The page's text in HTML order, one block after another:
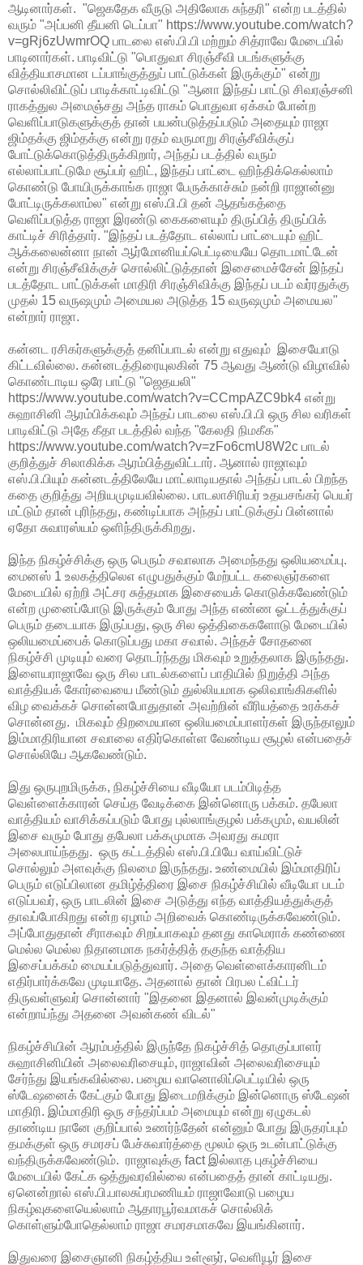
ஆடினார்கள். "ஜெகதேக வீருடு அதிலோக சுந்தரி" என்ற படத்தில்
வரும் "அப்பனி தீயனி டெப்பா" https://www.youtube.com/watch?
v=gRj6zUwmrOQ பாடலை எஸ்.பி.பி மற்றும் சித்ராவே மேடையில்
பாடினார்கள். பாடிவிட்டு "பொதுவா சிரஞ்சீவி படங்களுக்கு
வித்தியாசமான டப்பாங்குத்துப் பாட்டுக்கள் இருக்கும்" என்று
சொல்லிவிட்டுப் பாடிக்காட்டிவிட்டு "ஆனா இந்தப் பாட்டு சிவரஞ்சனி
ராகத்துல அமைஞ்சது அந்த ராகம் பொதுவா ஏக்கம் போன்ற
வெளிப்பாடுகளுக்குத் தான் பயன்படுத்தப்படும் அதையும் ராஜா
ஜிம்தக்கு ஜிம்தக்கு என்று ரதம் வருமாறு சிரஞ்சீவிக்குப்
போட்டுக்கொடுத்திருக்கிறார், அந்தப் படத்தில் வரும்
எல்லாப்பாட்டுமே சூப்பர் ஹிட், இந்தப் பாட்டை ஹிந்திக்கெல்லாம்
கொண்டு போயிருக்காங்க ராஜா பேருக்காச்சும் நன்றி ராஜான்னு
போட்டிருக்கலாம்ல" என்று எஸ்.பி.பி தன் ஆதங்கத்தை
வெளிப்படுத்த ராஜா இரண்டு கைகளையும் திருப்பித் திருப்பிக்
காட்டிச் சிரித்தார். "இந்தப் படத்தோட எல்லாப் பாட்டையும் ஹிட்
ஆக்கலைன்னா நான் ஆர்மோனியப்பெட்டியையே தொடமாட்டேன்
என்று சிரஞ்சீவிக்குச் சொல்லிட்டுத்தான் இசைமைச்சேன் இந்தப்
படத்தோட பாட்டுக்கள் மாதிரி சிரஞ்சிவிக்கு இந்தப் படம் வர்ரதுக்கு
முதல் 15 வருஷமும் அமையல அடுத்த 15 வருஷமும் அமையல"
என்றார் ராஜா.
கன்னட ரசிகர்களுக்குத் தனிப்பாடல் என்று எதுவும் இசையோடு
கிட்டவில்லை. கன்னடத்திரையுலகின் 75 ஆவது ஆண்டு விழாவில்
கொண்டாடிய ஒரே பாட்டு "ஜெதயலி"
https://www.youtube.com/watch?v=CCmpAZC9bk4 என்று
சுஹாசினி ஆரம்பிக்கவும் அந்தப் பாடலை எஸ்.பி.பி ஒரு சில வரிகள்
பாடிவிட்டு அதே கீதா படத்தில் வந்த "கேலதி நிமகீக"
https://www.youtube.com/watch?v=zFo6cmU8W2c பாடல்
குறித்துச் சிலாகிக்க ஆரம்பித்துவிட்டார். ஆனால் ராஜாவும்
எஸ்.பி.பியும் கன்னடத்திலேயே மாட்லாடியதால் அந்தப் பாடல் பிறந்த
கதை குறித்து அறியமுடியவில்லை. பாடலாசிரியர் உதயசங்கர் பெயர்
மட்டும் தான் புரிந்தது, கண்டிப்பாக அந்தப் பாட்டுக்குப் பின்னால்
ஏதோ சுவாரஸ்யம் ஒளிந்திருக்கிறது.
இந்த நிகழ்ச்சிக்கு ஒரு பெரும் சவாலாக அமைந்தது ஒலியமைப்பு.
மைனஸ் 1 உலகத்திலெஎ எழுபதுக்கும் மேற்பட்ட கலைஞர்களை
மேடையில் ஏற்றி அட்சர சுத்தமாக இசையைக் கொடுக்கவேண்டும்
என்ற முனைப்போடு இருக்கும் போது அந்த எண்ண ஓட்டத்துக்குப்
பெரும் தடையாக இருப்பது, ஒரு சில ஒத்திகைகளோடு மேடையில்
ஒலியமைப்பைக் கொடுப்பது மகா சவால். அந்தச் சோதனை
நிகழ்ச்சி முடியும் வரை தொடர்ந்தது மிகவும் உறுத்தலாக இருந்தது.
இளையராஜாவே ஒரு சில பாடல்களைப் பாதியில் நிறுத்தி அந்த
வாத்தியக் கோர்வையை மீண்டும் துல்லியமாக ஒலிவாங்கிகளில்
விழ வைக்கச் சொன்னபோதுதான் அவற்றின் வீரியத்தை உரக்கச்
சொன்னது. மிகவும் திறமையான ஒலியமைப்பாளர்கள் இருந்தாலும்
இம்மாதிரியான சவாலை எதிர்கொள்ள வேண்டிய சூழல் என்பதைச்
சொல்லியே ஆகவேண்டும்.
இது ஒருபுறமிருக்க, நிகழ்ச்சியை வீடியோ படம்பிடித்த
வெள்ளைக்காரன் செய்த வேடிக்கை இன்னொரு பக்கம். தபேலா
வாத்தியம் வாசிக்கப்படும் போது புல்லாங்குழல் பக்கமும், வயலின்
இசை வரும் போது தபேலா பக்கமுமாக அவரது கமரா
அலைபாய்ந்தது. ஒரு கட்டத்தில் எஸ்.பி.பியே வாய்விட்டுச்
சொல்லும் அளவுக்கு நிலமை இருந்தது. உண்மையில் இம்மாதிரிப்
பெரும் எடுப்பிலான தமிழ்த்திரை இசை நிகழ்ச்சியில் வீடியோ படம்
எடுப்பவர், ஒரு பாடலின் இசை அடுத்து எந்த வாத்தியத்துக்குத்
தாவப்போகிறது என்ற ஏழாம் அறிவைக் கொண்டிருக்கவேண்டும்.
அப்போதுதான் சீராகவும் சிறப்பாகவும் தனது காமெராக் கண்ணை
மெல்ல மெல்ல நிதானமாக நகர்த்தித் தகுந்த வாத்திய
இசைப்பக்கம் மையப்படுத்துவார். அதை வெள்ளைக்காரனிடம்
எதிர்பார்க்கவே முடியாதே. அதனால் தான் பிரபல ட்விட்டர்
திருவள்ளுவர் சொன்னார் "இதனை இதனால் இவன்முடிக்கும்
என்றாய்ந்து அதனை அவன்கண் விடல்"
நிகழ்ச்சியின் ஆரம்பத்தில் இருந்தே நிகழ்ச்சித் தொகுப்பாளர்
சுஹாசினியின் அலைவரிசையும், ராஜாவின் அலைவரிசையும்
சேர்ந்து இயங்கவில்லை. பழைய வானொலிப்பெட்டியில் ஒரு
ஸ்டேஷனைக் கேட்கும் போது இடைமறிக்கும் இன்னொரு ஸ்டேஷன்
மாதிரி. இம்மாதிரி ஒரு சந்தர்ப்பம் அமையும் என்று ஏழுகடல்
தாண்டிய நானே குறிப்பால் உணர்ந்தேன் என்னும் போது இருதரப்பும்
தமக்குள் ஒரு சமரசப் பேச்சுவார்த்தை மூலம் ஒரு உடன்பாட்டுக்கு
வந்திருக்கவேண்டும். ராஜாவுக்கு fact இல்லாத புகழ்ச்சியை
மேடையில் கேட்க ஒத்துவரவில்லை என்பதைத் தான் காட்டியது.
ஏனென்றால் எஸ்.பி.பாலசுப்ரமணியம் ராஜாவோடு பழைய
நிகழ்வுகளையெல்லாம் ஆதாரபூர்வமாகச் சொல்லிக்
கொள்ளும்போதெல்லாம் ராஜா சமரசமாகவே இயங்கினார்.
இதுவரை இசைஞானி நிகழ்த்திய உள்ளூர், வெளியூர் இசை